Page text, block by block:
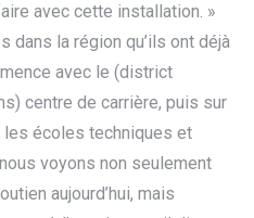
avec cette installation. »
dans la région qu’ils ont déjà
avec le (district
centre de carrière, puis sur
les écoles techniques et
voyons non seulement
aujourd’hui, mais